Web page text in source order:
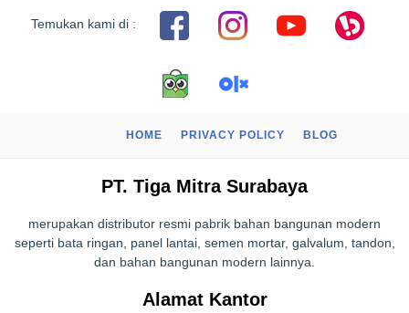
Temukan kami di :
HOME PRIVACY POLICY BLOG
PT. Tiga Mitra Surabaya
merupakan distributor resmi pabrik bahan bangunan modern
seperti bata ringan, panel lantai, semen mortar, galvalum, tandon,
dan bahan bangunan modern lainnya.
Alamat Kantor